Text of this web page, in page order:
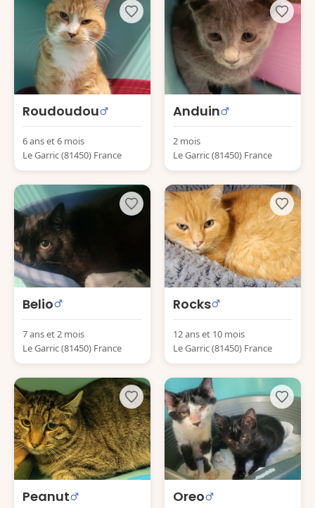
Roudoudou
6 ans et 6 mois
Le Garric (81450) France
Anduin
2 mois
Le Garric (81450) France
Belio
7 ans et 2 mois
Le Garric (81450) France
Rocks
12 ans et 10 mois
Le Garric (81450) France
Peanut Oreo